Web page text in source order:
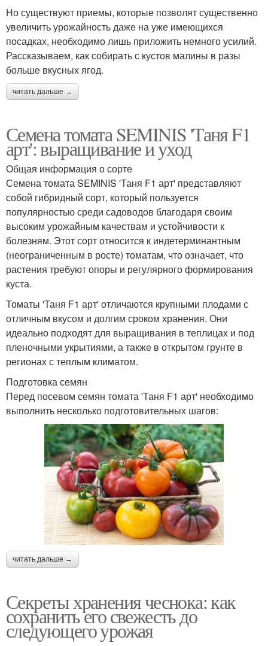
Но существуют приемы, которые позволят существенно
увеличить урожайность даже на уже имеющихся
посадках, необходимо лишь приложить немного усилий.
Рассказываем, как собирать с кустов малины в разы
больше вкусных ягод.
читать дальше →
Семена томата SEMINIS 'Таня F1
арт': выращивание и уход
Общая информация о сорте
Семена томата SEMINIS 'Таня F1 арт' представляют
собой гибридный сорт, который пользуется
популярностью среди садоводов благодаря своим
высоким урожайным качествам и устойчивости к
болезням. Этот сорт относится к индетерминантным
(неограниченным в росте) томатам, что означает, что
растения требуют опоры и регулярного формирования
куста.
Томаты 'Таня F1 арт' отличаются крупными плодами с
отличным вкусом и долгим сроком хранения. Они
идеально подходят для выращивания в теплицах и под
пленочными укрытиями, а также в открытом грунте в
регионах с теплым климатом.
Подготовка семян
Перед посевом семян томата 'Таня F1 арт' необходимо
выполнить несколько подготовительных шагов:
читать дальше →
Секреты хранения чеснока: как
сохранить его свежесть до
следующего урожая